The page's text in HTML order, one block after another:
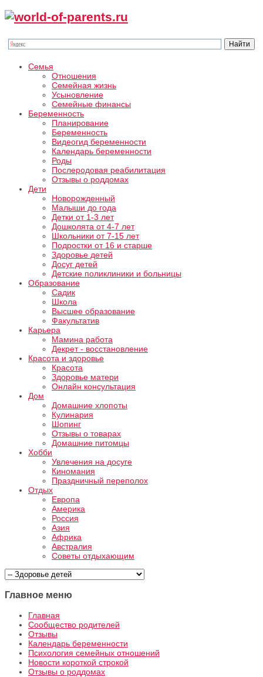
Семья
Отношения
Семейная жизнь
Усыновление
Семейные финансы
Беременность
Планирование
Беременность
Видеогид беременности
Календарь беременности
Роды
Послеродовая реабилитация
Отзывы о роддомах
Дети
Новорожденный
Малыши до года
Детки от 1-3 лет
Дошколята от 4-7 лет
Школьники от 7-15 лет
Подростки от 16 и старше
Здоровье детей
Досуг детей
Детские поликлиники и больницы
Образование
Садик
Школа
Высшее образование
Факультатив
Карьера
Мамина работа
Декрет - восстановление
Красота и здоровье
Красота
Здоровье матери
Онлайн консультация
Дом
Домашние хлопоты
Кулинария
Шопинг
Отзывы о товарах
Домашние питомцы
Хобби
Увлечения на досуге
Киномания
Праздничный переполох
Отдых
Европа
Америка
Россия
Азия
Африка
Австралия
Советы отдыхающим
Главное меню
Главная
Сообщество родителей
Отзывы
Календарь беременности
Психология семейных отношений
Новости короткой строкой
Отзывы о роддомах